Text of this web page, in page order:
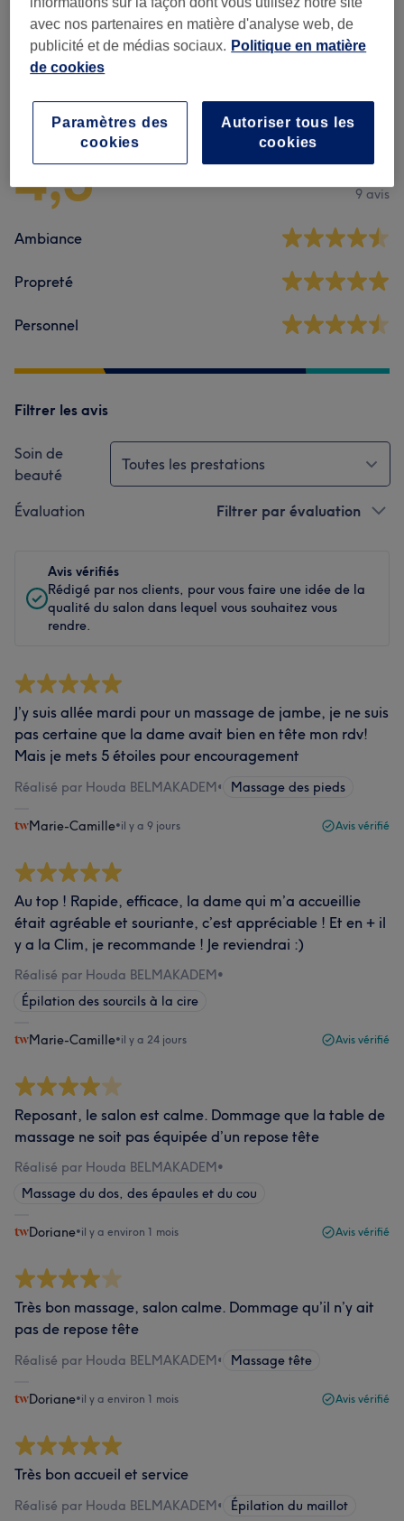
Traitement Du Corps ( 1) 55 €
Avis sur l'établissement
4,3 9 avis
Ambiance
Propreté
Personnel
Filtrer les avis
Soin de
beauté
Toutes les prestations
Évaluation Filtrer par évaluation
Avis vérifiés
Rédigé par nos clients, pour vous faire une idée de la
qualité du salon dans lequel vous souhaitez vous
rendre.
J’y suis allée mardi pour un massage de jambe, je ne suis
pas certaine que la dame avait bien en tête mon rdv!
Mais je mets 5 étoiles pour encouragement
Réalisé par Houda BELMAKADEM• Massage des pieds
Marie-Camille•il y a 9 jours Avis vérifié
Au top ! Rapide, efficace, la dame qui m’a accueillie
était agréable et souriante, c’est appréciable ! Et en + il
y a la Clim, je recommande ! Je reviendrai :)
Réalisé par Houda BELMAKADEM•
Épilation des sourcils à la cire
Marie-Camille•il y a 24 jours Avis vérifié
Reposant, le salon est calme. Dommage que la table de
massage ne soit pas équipée d’un repose tête
Réalisé par Houda BELMAKADEM•
Massage du dos, des épaules et du cou
Doriane•il y a environ 1 mois Avis vérifié
Très bon massage, salon calme. Dommage qu’il n’y ait
pas de repose tête
Réalisé par Houda BELMAKADEM• Massage tête
Doriane•il y a environ 1 mois Avis vérifié
Très bon accueil et service
Réalisé par Houda BELMAKADEM• Épilation du maillot
avec nos partenaires en matière d'analyse web, de
publicité et de médias sociaux. Politique en matière
de cookies
Autoriser tous les
cookies
Paramètres des
cookies